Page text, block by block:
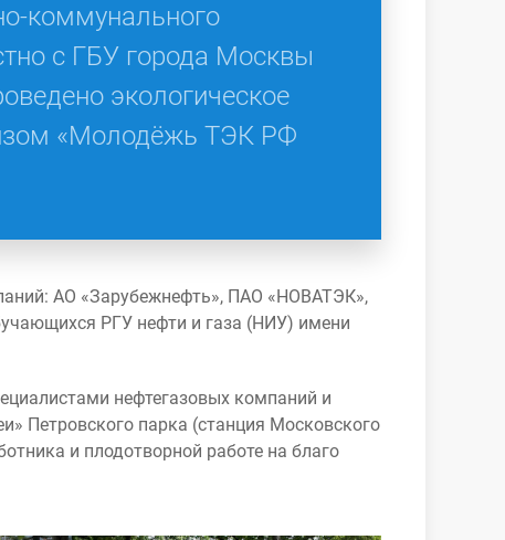
коммунального
с ГБУ города Москвы
экологическое
«Молодёжь ТЭК РФ
АО «Зарубежнефть», ПАО «НОВАТЭК»,
РГУ нефти и газа (НИУ) имени
нефтегазовых компаний и
Петровского парка (станция Московского
и плодотворной работе на благо